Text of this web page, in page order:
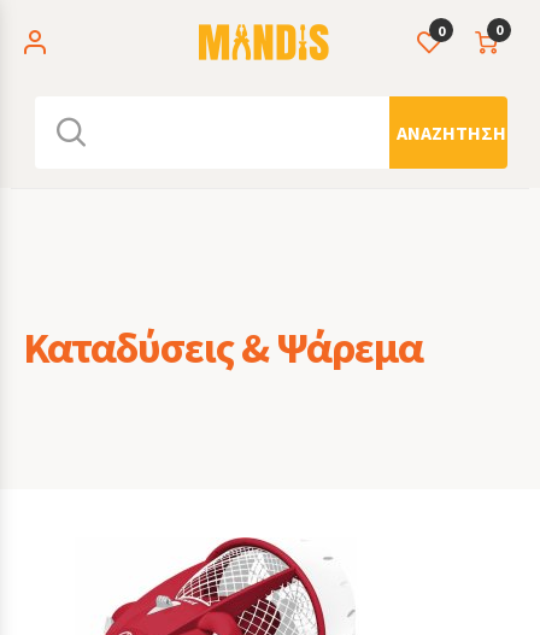
0
ΑΝΑΖΉΤΗΣΗ
0
Καταδύσεις & Ψάρεμα